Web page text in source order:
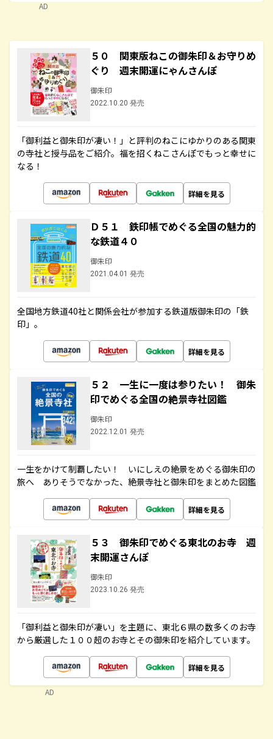
AD
５０ 関東版ねこの御朱印＆お守りめ
ぐり 週末開運にゃんさんぽ
御朱印
2022.10.20 発売
「御利益と御朱印が凄い！」と評判のねこにゆかりのある関東
の寺社と授与品をご紹介。福を招くねこさんぽでもっと幸せに
なる！
詳細を見る
Ｄ５１ 鉄印帳でめぐる全国の魅力的
な鉄道４０
御朱印
2021.04.01 発売
全国地方鉄道40社と関係会社が参加する鉄道版御朱印の「鉄
印」。
詳細を見る
５２ 一生に一度は参りたい！ 御朱
印でめぐる全国の絶景寺社図鑑
御朱印
2022.12.01 発売
一生をかけて制覇したい！ いにしえの絶景をめぐる御朱印の
旅へ ありそうでなかった、絶景寺社と御朱印をまとめた図鑑
詳細を見る
５３ 御朱印でめぐる東北のお寺 週
末開運さんぽ
御朱印
2023.10.26 発売
「御利益と御朱印が凄い」を主題に、東北６県の数多くのお寺
から厳選した１００超のお寺とその御朱印を紹介しています。
詳細を見る
AD